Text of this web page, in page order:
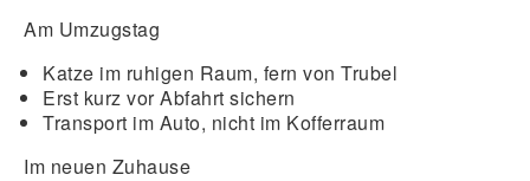
Am Umzugstag
Katze im ruhigen Raum, fern von Trubel
Erst kurz vor Abfahrt sichern
Transport im Auto, nicht im Kofferraum
Im neuen Zuhause